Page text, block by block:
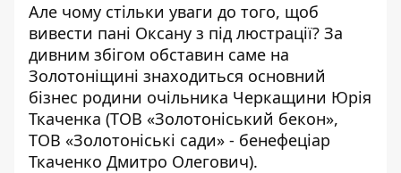
Але чому стільки уваги до того, щоб
вивести пані Оксану з під люстрації? За
дивним збігом обставин саме на
Золотоніщині знаходиться основний
бізнес родини очільника Черкащини Юрія
Ткаченка (ТОВ «Золотоніський бекон»,
ТОВ «Золотоніські сади» - бенефеціар
Ткаченко Дмитро Олегович).